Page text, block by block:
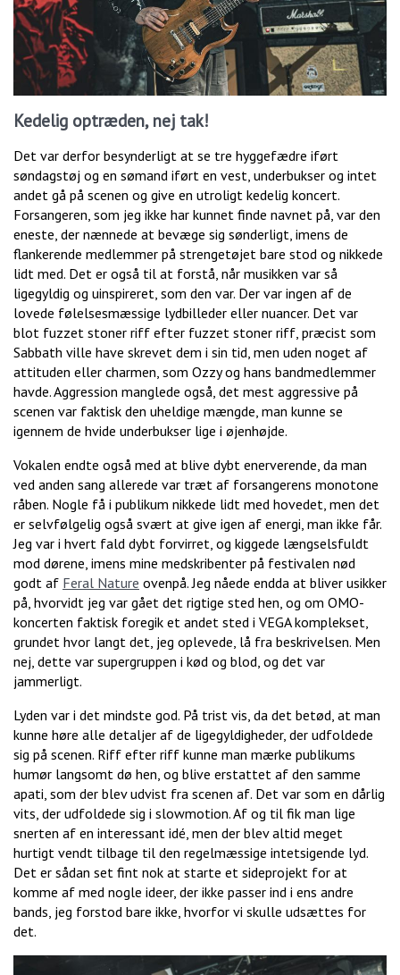
Kedelig optræden, nej tak!
Det var derfor besynderligt at se tre hyggefædre iført
søndagstøj og en sømand iført en vest, underbukser og intet
andet gå på scenen og give en utroligt kedelig koncert.
Forsangeren, som jeg ikke har kunnet finde navnet på, var den
eneste, der nænnede at bevæge sig sønderligt, imens de
flankerende medlemmer på strengetøjet bare stod og nikkede
lidt med. Det er også til at forstå, når musikken var så
ligegyldig og uinspireret, som den var. Der var ingen af de
lovede følelsesmæssige lydbilleder eller nuancer. Det var
blot fuzzet stoner riff efter fuzzet stoner riff, præcist som
Sabbath ville have skrevet dem i sin tid, men uden noget af
attituden eller charmen, som Ozzy og hans bandmedlemmer
havde. Aggression manglede også, det mest aggressive på
scenen var faktisk den uheldige mængde, man kunne se
igennem de hvide underbukser lige i øjenhøjde.
Vokalen endte også med at blive dybt enerverende, da man
ved anden sang allerede var træt af forsangerens monotone
råben. Nogle få i publikum nikkede lidt med hovedet, men det
er selvfølgelig også svært at give igen af energi, man ikke får.
Jeg var i hvert fald dybt forvirret, og kiggede længselsfuldt
mod dørene, imens mine medskribenter på festivalen nød
godt af Feral Nature ovenpå. Jeg nåede endda at bliver usikker
på, hvorvidt jeg var gået det rigtige sted hen, og om OMO-
koncerten faktisk foregik et andet sted i VEGA komplekset,
grundet hvor langt det, jeg oplevede, lå fra beskrivelsen. Men
nej, dette var supergruppen i kød og blod, og det var
jammerligt.
Lyden var i det mindste god. På trist vis, da det betød, at man
kunne høre alle detaljer af de ligegyldigheder, der udfoldede
sig på scenen. Riff efter riff kunne man mærke publikums
humør langsomt dø hen, og blive erstattet af den samme
apati, som der blev udvist fra scenen af. Det var som en dårlig
vits, der udfoldede sig i slowmotion. Af og til fik man lige
snerten af en interessant idé, men der blev altid meget
hurtigt vendt tilbage til den regelmæssige intetsigende lyd.
Det er sådan set fint nok at starte et sideprojekt for at
komme af med nogle ideer, der ikke passer ind i ens andre
bands, jeg forstod bare ikke, hvorfor vi skulle udsættes for
det.